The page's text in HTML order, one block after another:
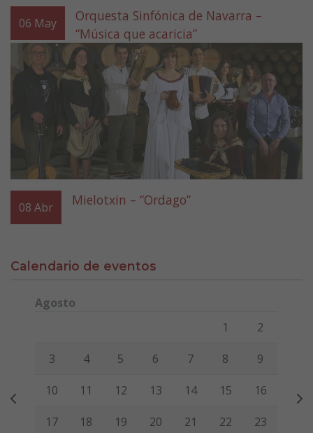
06 May
Orquesta Sinfónica de Navarra –
“Música que acaricia”
08 Abr Mielotxin – “Ordago”
Calendario de eventos
Agosto
Viernes Sábado
1 2
3 4 5 6 7 8 9
10 11 12 13 14 15 16
17 18 19 20 21 22 23